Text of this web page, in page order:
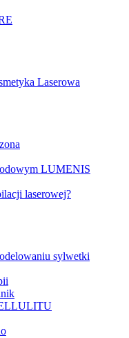
Laserowa
LUMENIS
laserowej?
sylwetki